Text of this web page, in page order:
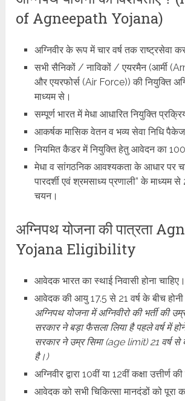
of Agneepath Yojana)
अग्निवीर के रूप में चार वर्ष तक राष्ट्रसेवा
सभी सैनिकों / नाविकों / एयरमैन (आर्मी
और एयरफोर्स (Air Force)) की नियुक्ति
माध्यम से।
सम्पूर्ण भारत में मेधा आधारित नियुक्ति
आकर्षक मासिक वेतन व भव्य सेवा निधि
नियमित कैडर में नियुक्ति हेतु आवेदन का
मेधा व सांगठनिक आवश्यकता के आधार पर
पारदर्शी एवं श्रमसाध्य प्रणाली” के माध्यम से
चयन।
अग्निपथ योजना की पात्रता
Yojana Eligibility
आवेदक भारत का स्थाई निवासी होना चाहिए।
आवेदक की आयु 17.5 से 21 वर्ष के बीच होनी
अग्निपथ योजना में अग्निवीरो की भर्ती की
सरकार ने बड़ा फैसला लिया है पहले वर्ष में होने
सरकार ने उम्र सिमा (age limit) 21 वर्ष से
है।)
अग्निवीर द्वारा 10वीं या 12वीं कक्षा उत्तीर्ण
आवेदक को सभी चिकित्सा मानदंडों को पूरा